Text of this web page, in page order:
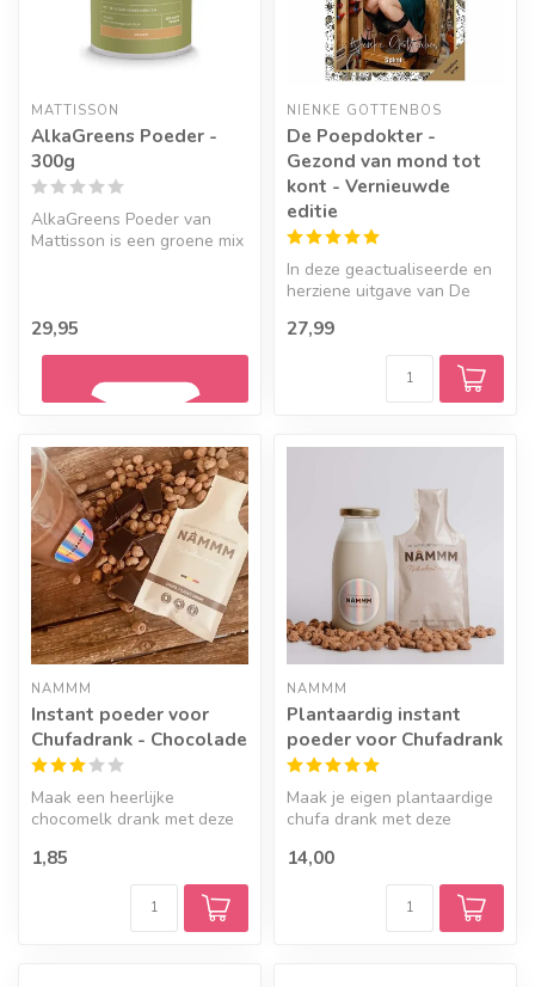
MATTISSON
AlkaGreens Poeder -
300g
AlkaGreens Poeder van
Mattisson is een groene mix
29,95
Geef een seintje
NIENKE GOTTENBOS
De Poepdokter -
Gezond van mond tot
kont - Vernieuwde
editie
In deze geactualiseerde en
herziene uitgave van De
bekends...
27,99
NAMMM
Instant poeder voor
Chufadrank - Chocolade
Maak een heerlijke
chocomelk drank met deze
chufa no...
1,85
NAMMM
Plantaardig instant
poeder voor Chufadrank
Maak je eigen plantaardige
chufa drank met deze
papieren...
14,00